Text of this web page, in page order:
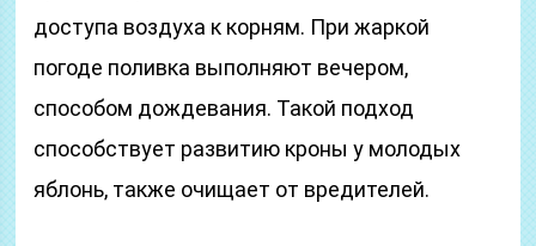
доступа воздуха к корням. При жаркой
погоде поливка выполняют вечером,
способом дождевания. Такой подход
способствует развитию кроны у молодых
яблонь, также очищает от вредителей.